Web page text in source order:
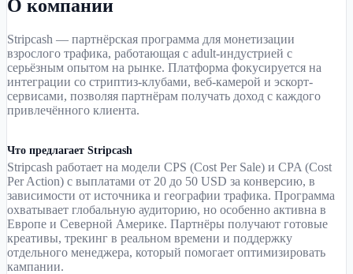
О компании
Stripcash — партнёрская программа для монетизации
взрослого трафика, работающая с adult-индустрией с
серьёзным опытом на рынке. Платформа фокусируется на
интеграции со стриптиз-клубами, веб-камерой и эскорт-
сервисами, позволяя партнёрам получать доход с каждого
привлечённого клиента.
Что предлагает Stripcash
Stripcash работает на модели CPS (Cost Per Sale) и CPA (Cost
Per Action) с выплатами от 20 до 50 USD за конверсию, в
зависимости от источника и географии трафика. Программа
охватывает глобальную аудиторию, но особенно активна в
Европе и Северной Америке. Партнёры получают готовые
креативы, трекинг в реальном времени и поддержку
отдельного менеджера, который помогает оптимизировать
кампании.